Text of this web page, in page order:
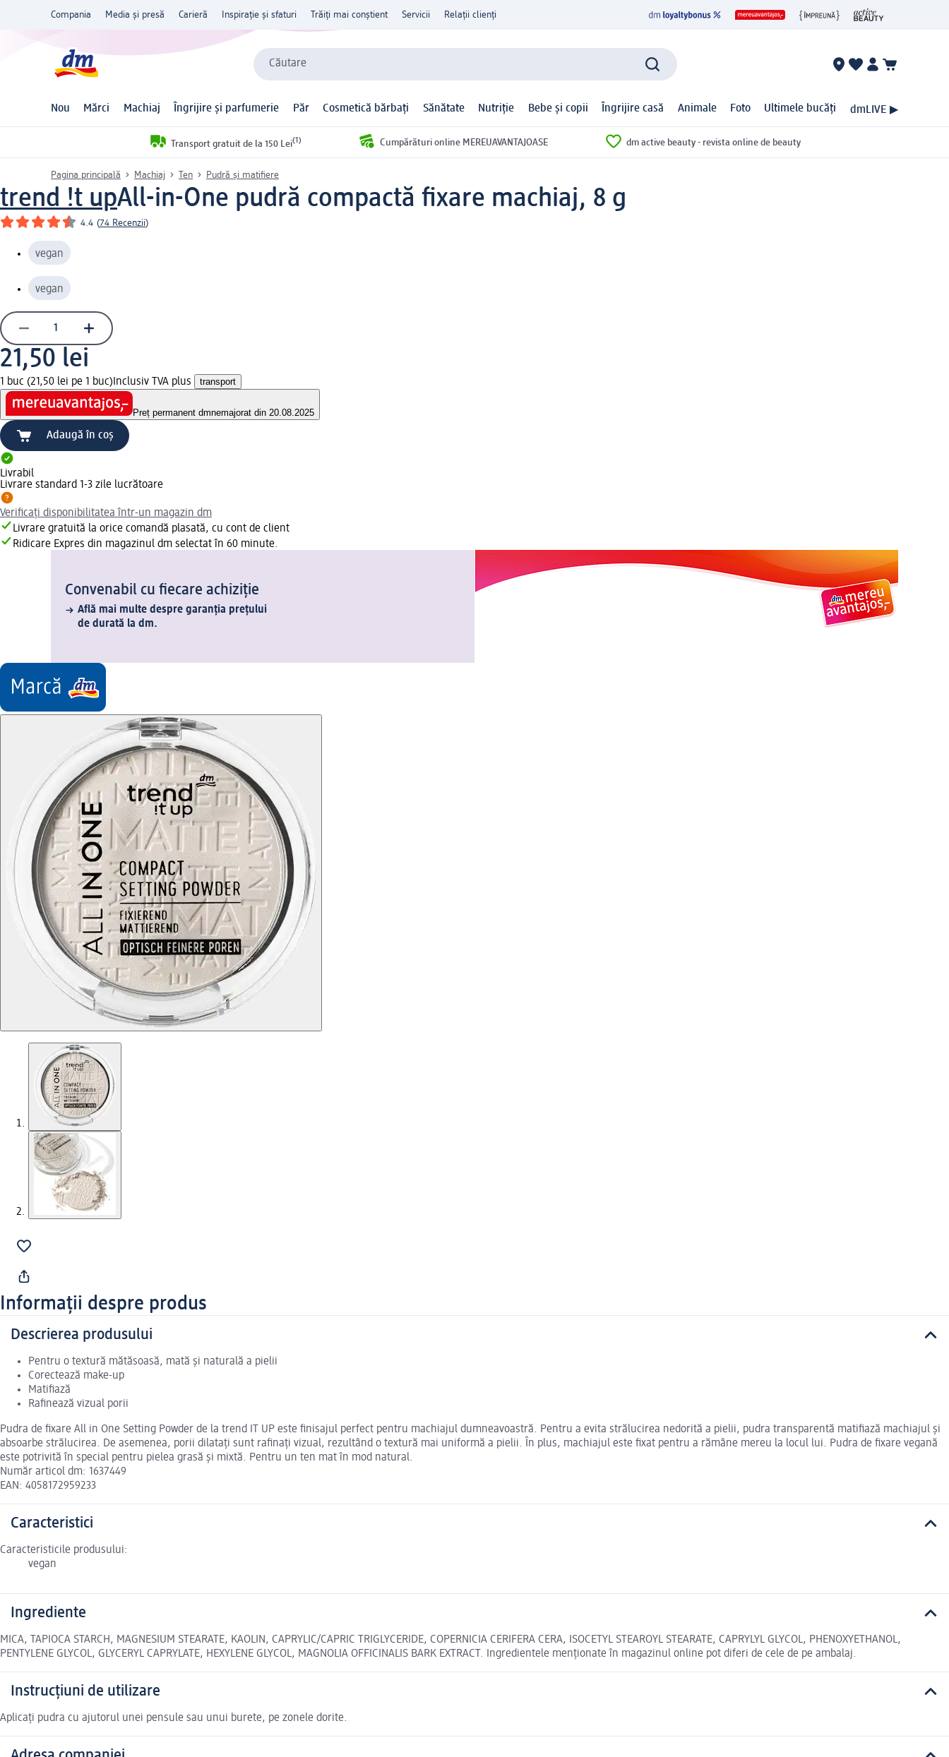
Compania Media și presă Carieră Inspirație și sfaturi Trăiți mai conștient Servicii Relații clienți
Căutare
Nou Mărci Machiaj Îngrijire și parfumerie Păr Cosmetică bărbați Sănătate Nutriție Bebe și copii Îngrijire casă Animale Foto Ultimele bucăți dmLIVE ▶
Transport gratuit de la 150 Lei(1) Cumpărături online MEREUAVANTAJOASE dm active beauty - revista online de beauty
Pagina principală Machiaj Ten Pudră și matifiere
trend !t upAll-in-One pudră compactă fixare machiaj, 8 g
4.4 (74 Recenzii)
vegan
vegan
21,50 lei
1 buc (21,50 lei pe 1 buc) Inclusiv TVA plus transport
Preț permanent dmnemajorat din 20.08.2025
Adaugă în coș
Livrabil
Livrare standard 1-3 zile lucrătoare
Verificați disponibilitatea într-un magazin dm
Livrare gratuită la orice comandă plasată, cu cont de client
Ridicare Expres din magazinul dm selectat în 60 minute.
Convenabil cu fiecare achiziție
Află mai multe despre garanția prețului
de durată la dm.
Informații despre produs
Descrierea produsului
Pentru o textură mătăsoasă, mată și naturală a pielii
Corectează make-up
Matifiază
Rafinează vizual porii
Pudra de fixare All in One Setting Powder de la trend IT UP este finisajul perfect pentru machiajul dumneavoastră. Pentru a evita strălucirea nedorită a pielii, pudra transparentă matifiază machiajul și
absoarbe strălucirea. De asemenea, porii dilatați sunt rafinați vizual, rezultând o textură mai uniformă a pielii. În plus, machiajul este fixat pentru a rămâne mereu la locul lui. Pudra de fixare vegană
este potrivită în special pentru pielea grasă și mixtă. Pentru un ten mat în mod natural.
Număr articol dm: 1637449
EAN: 4058172959233
Caracteristici
Caracteristicile produsului:
vegan
Ingrediente
MICA, TAPIOCA STARCH, MAGNESIUM STEARATE, KAOLIN, CAPRYLIC/CAPRIC TRIGLYCERIDE, COPERNICIA CERIFERA CERA, ISOCETYL STEAROYL STEARATE, CAPRYLYL GLYCOL, PHENOXYETHANOL,
PENTYLENE GLYCOL, GLYCERYL CAPRYLATE, HEXYLENE GLYCOL, MAGNOLIA OFFICINALIS BARK EXTRACT. Ingredientele menționate în magazinul online pot diferi de cele de pe ambalaj.
Instrucțiuni de utilizare
Aplicați pudra cu ajutorul unei pensule sau unui burete, pe zonele dorite.